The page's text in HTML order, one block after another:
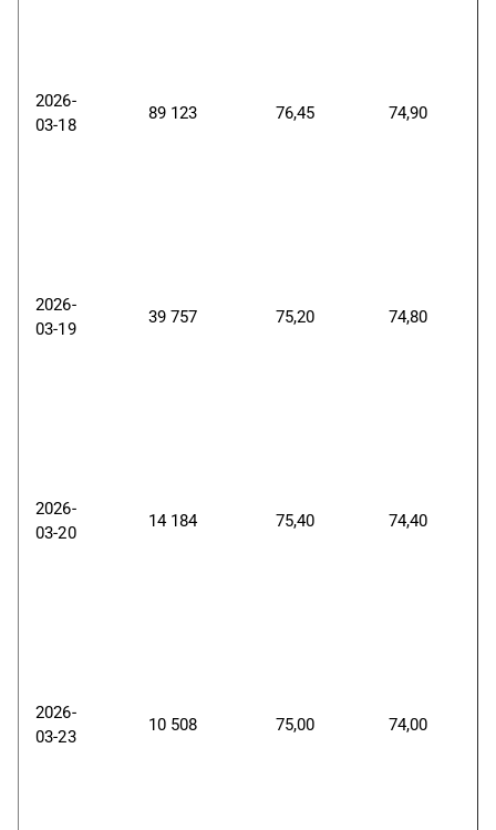
2026-
03-18
89 123 76,45 74,90
2026-
03-19
39 757 75,20 74,80
2026-
03-20
14 184 75,40 74,40
2026-
03-23
10 508 75,00 74,00